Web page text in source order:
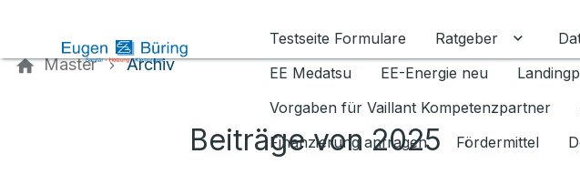
Testseite Formulare
Ratgeber
EE Medatsu
EE-Energie neu
Vorgaben für Vaillant Kompetenzpartner
Finanzierung anfragen
Fördermittel
Master Archiv
Beiträge von 2025